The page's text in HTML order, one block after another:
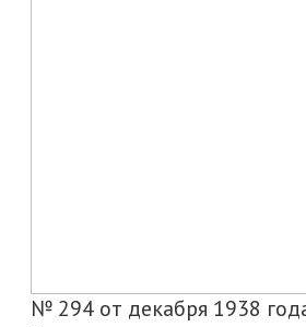
№ 294 от декабря 1938